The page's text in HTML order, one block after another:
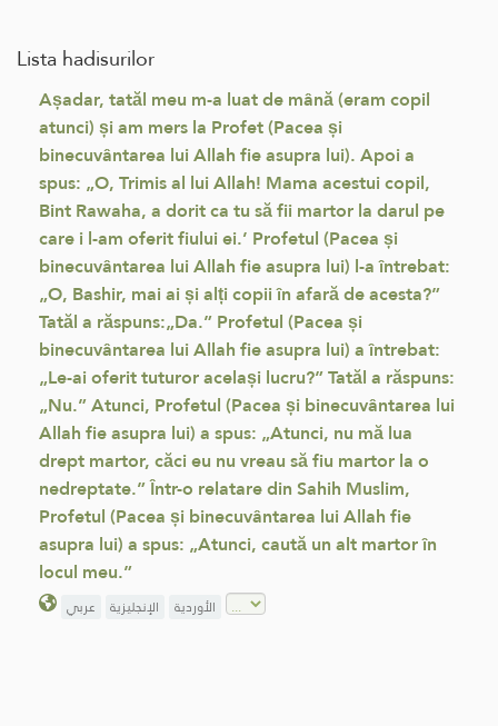
Lista hadisurilor
Așadar, tatăl meu m-a luat de mână (eram copil
atunci) și am mers la Profet (Pacea și
binecuvântarea lui Allah fie asupra lui). Apoi a
spus: „O, Trimis al lui Allah! Mama acestui copil,
Bint Rawaha, a dorit ca tu să fii martor la darul pe
care i l-am oferit fiului ei.’ Profetul (Pacea și
binecuvântarea lui Allah fie asupra lui) l-a întrebat:
„O, Bashir, mai ai și alți copii în afară de acesta?”
Tatăl a răspuns:„Da.” Profetul (Pacea și
binecuvântarea lui Allah fie asupra lui) a întrebat:
„Le-ai oferit tuturor același lucru?” Tatăl a răspuns:
„Nu.” Atunci, Profetul (Pacea și binecuvântarea lui
Allah fie asupra lui) a spus: „Atunci, nu mă lua
drept martor, căci eu nu vreau să fiu martor la o
nedreptate.” Într-o relatare din Sahih Muslim,
Profetul (Pacea și binecuvântarea lui Allah fie
asupra lui) a spus: „Atunci, caută un alt martor în
locul meu.”
عربي الإنجليزية الأوردية